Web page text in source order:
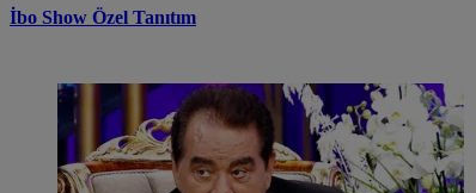
İbo Show Özel Tanıtım